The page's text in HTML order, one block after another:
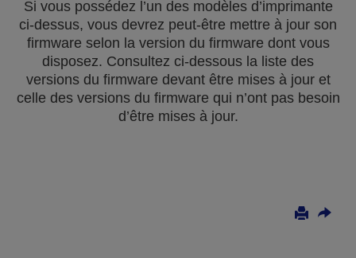
Si vous possédez l’un des modèles d’imprimante
ci-dessus, vous devrez peut-être mettre à jour son
firmware selon la version du firmware dont vous
disposez. Consultez ci-dessous la liste des
versions du firmware devant être mises à jour et
celle des versions du firmware qui n’ont pas besoin
d’être mises à jour.